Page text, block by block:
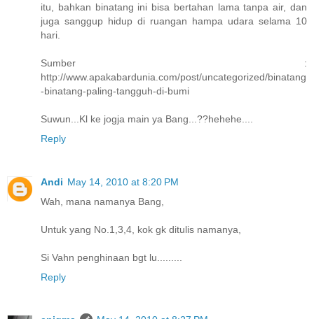
itu, bahkan binatang ini bisa bertahan lama tanpa air, dan
juga sanggup hidup di ruangan hampa udara selama 10
hari.
Sumber :
http://www.apakabardunia.com/post/uncategorized/binatang
-binatang-paling-tangguh-di-bumi
Suwun...Kl ke jogja main ya Bang...??hehehe....
Reply
Andi May 14, 2010 at 8:20 PM
Wah, mana namanya Bang,
Untuk yang No.1,3,4, kok gk ditulis namanya,
Si Vahn penghinaan bgt lu.........
Reply